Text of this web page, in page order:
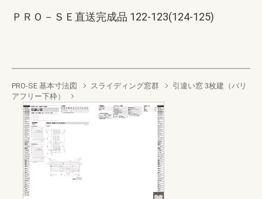
ＰＲＯ－ＳＥ直送完成品 122-123(124-125)
PRO-SE 基本寸法図 スライディング窓群
引違い窓 3枚建（バリ
アフリー下枠）